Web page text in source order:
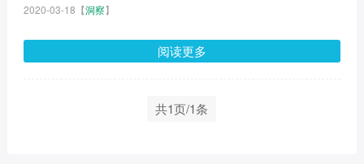
2020-03-18 【洞察】
阅读更多
共1页/1条